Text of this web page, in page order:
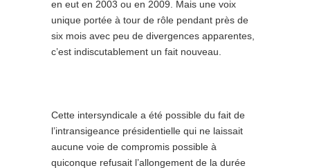
en eut en 2003 ou en 2009. Mais une voix
unique portée à tour de rôle pendant près de
six mois avec peu de divergences apparentes,
c’est indiscutablement un fait nouveau.
Cette intersyndicale a été possible du fait de
l’intransigeance présidentielle qui ne laissait
aucune voie de compromis possible à
quiconque refusait l’allongement de la durée